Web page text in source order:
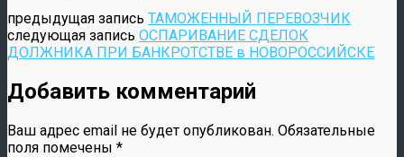
предыдущая запись ТАМОЖЕННЫЙ ПЕРЕВОЗЧИК
следующая запись ОСПАРИВАНИЕ СДЕЛОК
ДОЛЖНИКА ПРИ БАНКРОТСТВЕ в НОВОРОССИЙСКЕ
Добавить комментарий
Ваш адрес email не будет опубликован. Обязательные
поля помечены *